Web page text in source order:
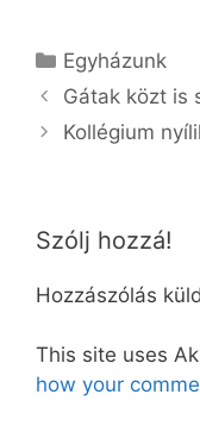
Kategória
Egyházunk
Gátak közt is
Kollégium
Szólj hozzá!
Hozzászólás
This site uses
how your